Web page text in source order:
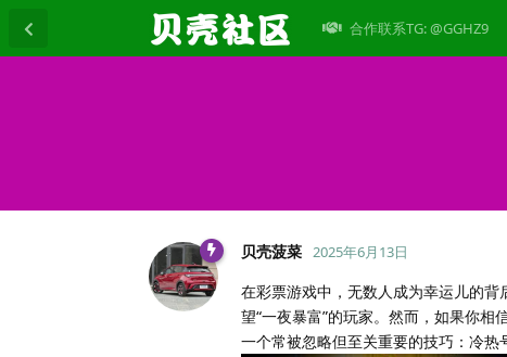
合作联系TG: @GGHZ9
贝壳菠菜 2025年6月13日
在彩票游戏中，无数人成为幸运儿的
望“一夜暴富”的玩家。然而，如果你
一个常被忽略但至关重要的技巧：冷热